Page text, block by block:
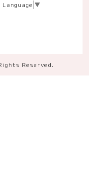
Language ▼
Reserved.